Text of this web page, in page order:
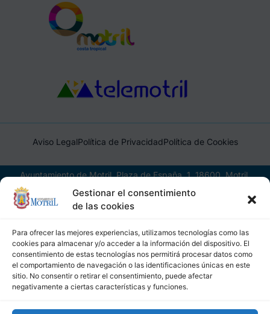
Gestionar el consentimiento
de las cookies
Para ofrecer las mejores experiencias, utilizamos tecnologías como las
cookies para almacenar y/o acceder a la información del dispositivo. El
consentimiento de estas tecnologías nos permitirá procesar datos como
el comportamiento de navegación o las identificaciones únicas en este
sitio. No consentir o retirar el consentimiento, puede afectar
negativamente a ciertas características y funciones.
Aviso LegalPolítica de PrivacidadPolítica de Cookies
Ayuntamiento de Motril, Plaza de España, 1, 18600, Motril,
(Granada), CIF: P1814200J, DIR3: L01181400